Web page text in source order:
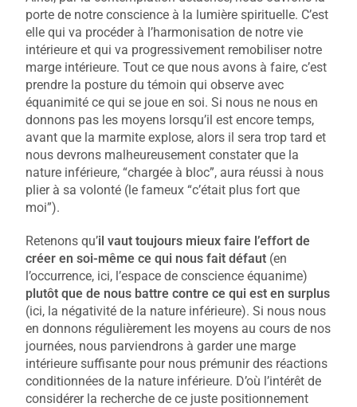
porte de notre conscience à la lumière spirituelle. C’est
elle qui va procéder à l’harmonisation de notre vie
intérieure et qui va progressivement remobiliser notre
marge intérieure. Tout ce que nous avons à faire, c’est
prendre la posture du témoin qui observe avec
équanimité ce qui se joue en soi. Si nous ne nous en
donnons pas les moyens lorsqu’il est encore temps,
avant que la marmite explose, alors il sera trop tard et
nous devrons malheureusement constater que la
nature inférieure, “chargée à bloc”, aura réussi à nous
plier à sa volonté (le fameux “c’était plus fort que
moi”).
Retenons qu’il vaut toujours mieux faire l’effort de
créer en soi-même ce qui nous fait défaut (en
l’occurrence, ici, l’espace de conscience équanime)
plutôt que de nous battre contre ce qui est en surplus
(ici, la négativité de la nature inférieure). Si nous nous
en donnons régulièrement les moyens au cours de nos
journées, nous parviendrons à garder une marge
intérieure suffisante pour nous prémunir des réactions
conditionnées de la nature inférieure. D’où l’intérêt de
considérer la recherche de ce juste positionnement